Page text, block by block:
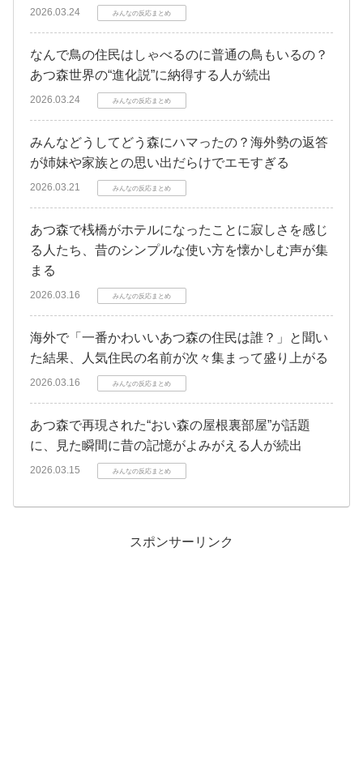
2026.03.24 みんなの反応まとめ
なんで鳥の住民はしゃべるのに普通の鳥もいるの？
あつ森世界の“進化説”に納得する人が続出
2026.03.24 みんなの反応まとめ
みんなどうしてどう森にハマったの？海外勢の返答
が姉妹や家族との思い出だらけでエモすぎる
2026.03.21 みんなの反応まとめ
あつ森で桟橋がホテルになったことに寂しさを感じ
る人たち、昔のシンプルな使い方を懐かしむ声が集
まる
2026.03.16 みんなの反応まとめ
海外で「一番かわいいあつ森の住民は誰？」と聞い
た結果、人気住民の名前が次々集まって盛り上がる
2026.03.16 みんなの反応まとめ
あつ森で再現された“おい森の屋根裏部屋”が話題
に、見た瞬間に昔の記憶がよみがえる人が続出
2026.03.15 みんなの反応まとめ
スポンサーリンク